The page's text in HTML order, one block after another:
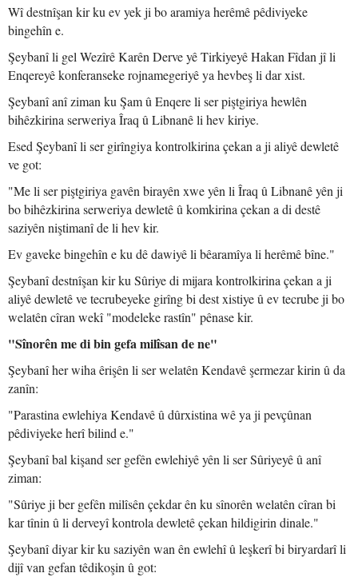
Wî destnîşan kir ku ev yek ji bo aramiya herêmê pêdiviyeke
bingehîn e.
Şeybanî li gel Wezîrê Karên Derve yê Tirkiyeyê Hakan Fîdan jî li
Enqereyê konferanseke rojnamegeriyê ya hevbeş li dar xist.
Şeybanî anî ziman ku Şam û Enqere li ser piştgiriya hewlên
bihêzkirina serweriya Îraq û Libnanê li hev kiriye.
Esed Şeybanî li ser girîngiya kontrolkirina çekan a ji aliyê dewletê
ve got:
"Me li ser piştgiriya gavên birayên xwe yên li Îraq û Libnanê yên ji
bo bihêzkirina serweriya dewletê û komkirina çekan a di destê
saziyên niştimanî de li hev kir.
Ev gaveke bingehîn e ku dê dawiyê li bêaramîya li herêmê bîne."
Şeybanî destnîşan kir ku Sûriye di mijara kontrolkirina çekan a ji
aliyê dewletê ve tecrubeyeke girîng bi dest xistiye û ev tecrube ji bo
welatên cîran wekî "modeleke rastîn" pênase kir.
"Sînorên me di bin gefa milîsan de ne"
Şeybanî her wiha êrişên li ser welatên Kendavê şermezar kirin û da
zanîn:
"Parastina ewlehiya Kendavê û dûrxistina wê ya ji pevçûnan
pêdiviyeke herî bilind e."
Şeybanî bal kişand ser gefên ewlehiyê yên li ser Sûriyeyê û anî
ziman:
"Sûriye ji ber gefên milîsên çekdar ên ku sînorên welatên cîran bi
kar tînin û li derveyî kontrola dewletê çekan hildigirin dinale."
Şeybanî diyar kir ku saziyên wan ên ewlehî û leşkerî bi biryardarî li
dijî van gefan têdikoşin û got: